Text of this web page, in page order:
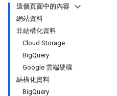
這個頁面中的內容
網站資料
非結構化資料
Cloud Storage
BigQuery
Google 雲端硬碟
結構化資料
BigQuery